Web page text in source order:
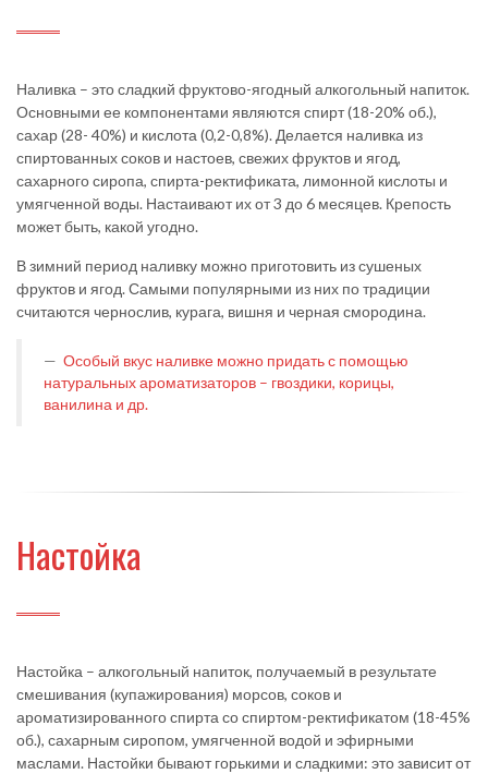
Наливка – это сладкий фруктово-ягодный алкогольный напиток.
Основными ее компонентами являются спирт (18-20% об.),
сахар (28- 40%) и кислота (0,2-0,8%). Делается наливка из
спиртованных соков и настоев, свежих фруктов и ягод,
сахарного сиропа, спирта-ректификата, лимонной кислоты и
умягченной воды. Настаивают их от 3 до 6 месяцев. Крепость
может быть, какой угодно.
В зимний период наливку можно приготовить из сушеных
фруктов и ягод. Самыми популярными из них по традиции
считаются чернослив, курага, вишня и черная смородина.
Особый вкус наливке можно придать с помощью
натуральных ароматизаторов – гвоздики, корицы,
ванилина и др.
Настойка
Настойка – алкогольный напиток, получаемый в результате
смешивания (купажирования) морсов, соков и
ароматизированного спирта со спиртом-ректификатом (18-45%
об.), сахарным сиропом, умягченной водой и эфирными
маслами. Настойки бывают горькими и сладкими: это зависит от